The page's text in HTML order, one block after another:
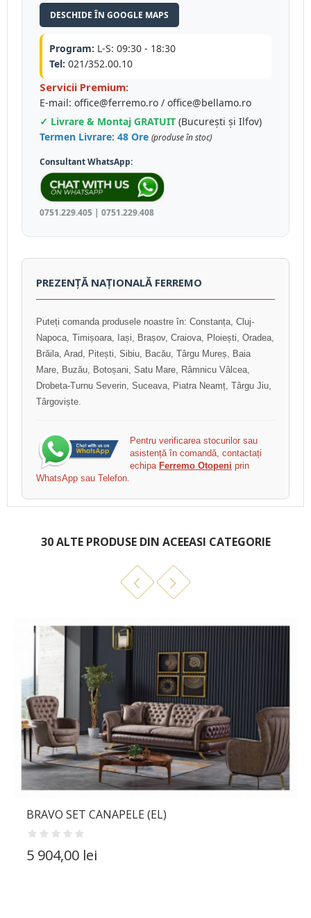
DESCHIDE ÎN GOOGLE MAPS
Program: L-S: 09:30 - 18:30
Tel: 021/352.00.10
Servicii Premium:
E-mail: office@ferremo.ro / office@bellamo.ro
✓ Livrare & Montaj GRATUIT (București și Ilfov)
Termen Livrare: 48 Ore (produse în stoc)
Consultant WhatsApp:
0751.229.405 | 0751.229.408
PREZENȚĂ NAȚIONALĂ FERREMO
Puteți comanda produsele noastre în: Constanța, Cluj-
Napoca, Timișoara, Iași, Brașov, Craiova, Ploiești, Oradea,
Brăila, Arad, Pitești, Sibiu, Bacău, Târgu Mureș, Baia
Mare, Buzău, Botoșani, Satu Mare, Râmnicu Vâlcea,
Drobeta-Turnu Severin, Suceava, Piatra Neamț, Târgu Jiu,
Târgoviște.
Pentru verificarea stocurilor sau
asistență în comandă, contactați
echipa Ferremo Otopeni prin
WhatsApp sau Telefon.
30 ALTE PRODUSE DIN ACEEASI CATEGORIE
BRAVO SET CANAPELE (EL)
5 904,00 lei